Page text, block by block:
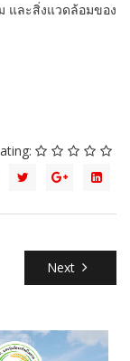
และสิ่งแวดล้อมของ
Next